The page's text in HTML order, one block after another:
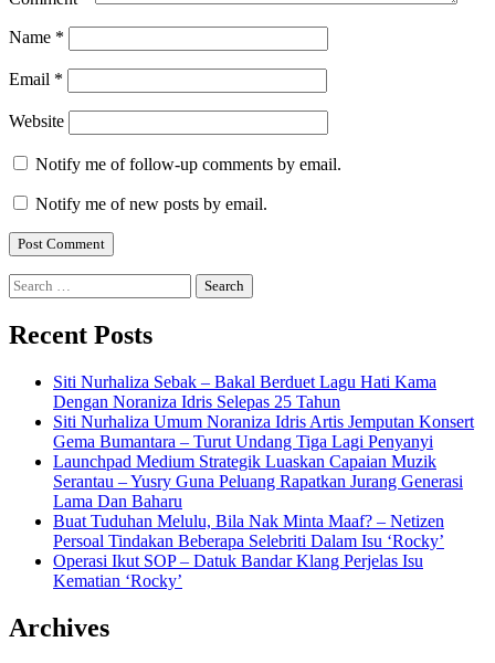
Name *
Email *
Website
Notify me of follow-up comments by email.
Notify me of new posts by email.
Search
for:
Recent Posts
Siti Nurhaliza Sebak – Bakal Berduet Lagu Hati Kama
Dengan Noraniza Idris Selepas 25 Tahun
Siti Nurhaliza Umum Noraniza Idris Artis Jemputan Konsert
Gema Bumantara – Turut Undang Tiga Lagi Penyanyi
Launchpad Medium Strategik Luaskan Capaian Muzik
Serantau – Yusry Guna Peluang Rapatkan Jurang Generasi
Lama Dan Baharu
Buat Tuduhan Melulu, Bila Nak Minta Maaf? – Netizen
Persoal Tindakan Beberapa Selebriti Dalam Isu ‘Rocky’
Operasi Ikut SOP – Datuk Bandar Klang Perjelas Isu
Kematian ‘Rocky’
Archives